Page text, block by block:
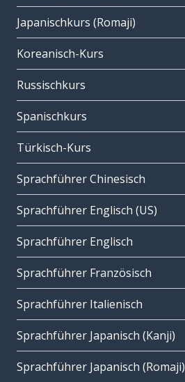
Japanischkurs (Romaji)
Koreanisch-Kurs
Russischkurs
Spanischkurs
Türkisch-Kurs
Sprachführer Chinesisch
Sprachführer Englisch (US)
Sprachführer Englisch
Sprachführer Französisch
Sprachführer Italienisch
Sprachführer Japanisch (Kanji)
Sprachführer Japanisch (Romaji)